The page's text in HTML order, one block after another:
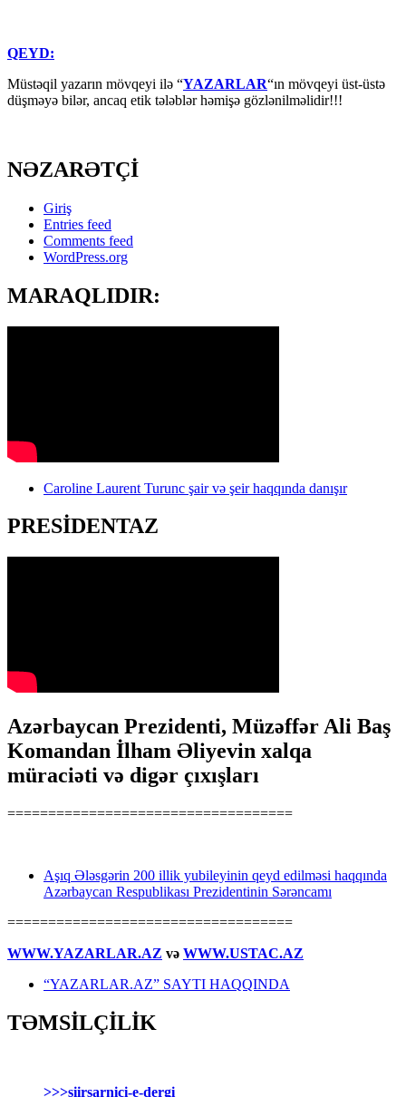
QEYD:
Müstəqil yazarın mövqeyi ilə “YAZARLAR“ın mövqeyi üst-üstə
düşməyə bilər, ancaq etik tələblər həmişə gözlənilməlidir!!!
NƏZARƏTÇİ
Giriş
Entries feed
Comments feed
WordPress.org
MARAQLIDIR:
Caroline Laurent Turunc şair və şeir haqqında danışır
PRESİDENTAZ
Azərbaycan Prezidenti, Müzəffər Ali Baş
Komandan İlham Əliyevin xalqa
müraciəti və digər çıxışları
===================================
Aşıq Ələsgərin 200 illik yubileyinin qeyd edilməsi haqqında
Azərbaycan Respublikası Prezidentinin Sərəncamı
===================================
WWW.YAZARLAR.AZ və WWW.USTAC.AZ
“YAZARLAR.AZ” SAYTI HAQQINDA
TƏMSİLÇİLİK
>>>siirsarnici-e-dergi